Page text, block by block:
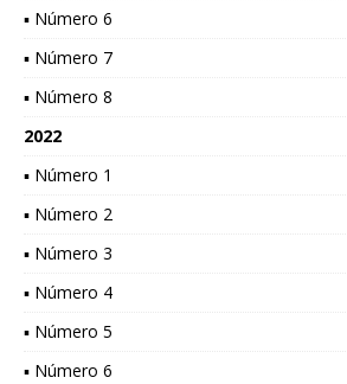
▪ Número 6
▪ Número 7
▪ Número 8
2022
▪ Número 1
▪ Número 2
▪ Número 3
▪ Número 4
▪ Número 5
▪ Número 6